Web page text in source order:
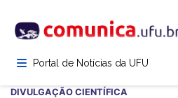
para
conteúdoPortal de Notícias da UFU
DIVULGAÇÃO CIENTÍFICA